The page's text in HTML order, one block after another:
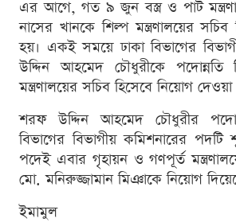
এর আগে, গত ৯ জুন বস্ত্র ও পাট
নাসের খানকে শিল্প মন্ত্রণালয়ের
হয়। একই সময়ে ঢাকা বিভাগের
উদ্দিন আহমেদ চৌধুরীকে পদোন্নতি
মন্ত্রণালয়ের সচিব হিসেবে নিয়োগ
শরফ উদ্দিন আহমেদ চৌধুরীর
বিভাগের বিভাগীয় কমিশনারের
পদেই এবার গৃহায়ন ও গণপূর্ত
মো. মনিরুজ্জামান মিঞাকে নিয়োগ
ইমামুল